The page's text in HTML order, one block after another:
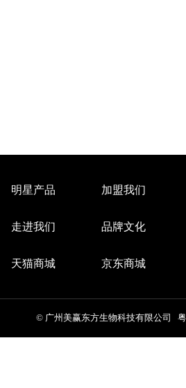
明星产品 加盟我们
走进我们 品牌文化
天猫商城 京东商城
© 广州美赢东方生物科技有限公司 粤